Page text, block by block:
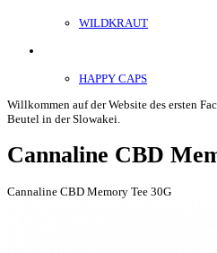
WILDKRAUT
HAPPY CAPS
Willkommen auf der Website des ersten
Beutel in der Slowakei.
Cannaline CBD
Cannaline CBD Memory Tee 30G